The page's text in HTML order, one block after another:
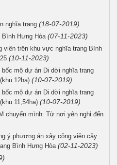
nghĩa trang (18-07-2019)
Bình Hưng Hòa (07-11-2023)
viên trên khu vực nghĩa trang Bình
(10-11-2023)
mộ dự án Di dời nghĩa trang
12ha) (10-07-2019)
mộ dự án Di dời nghĩa trang
11,54ha) (10-07-2019)
chuyển mình: Từ nơi yên nghỉ đến
ý phương án xây công viên cây
Bình Hưng Hòa (02-11-2023)